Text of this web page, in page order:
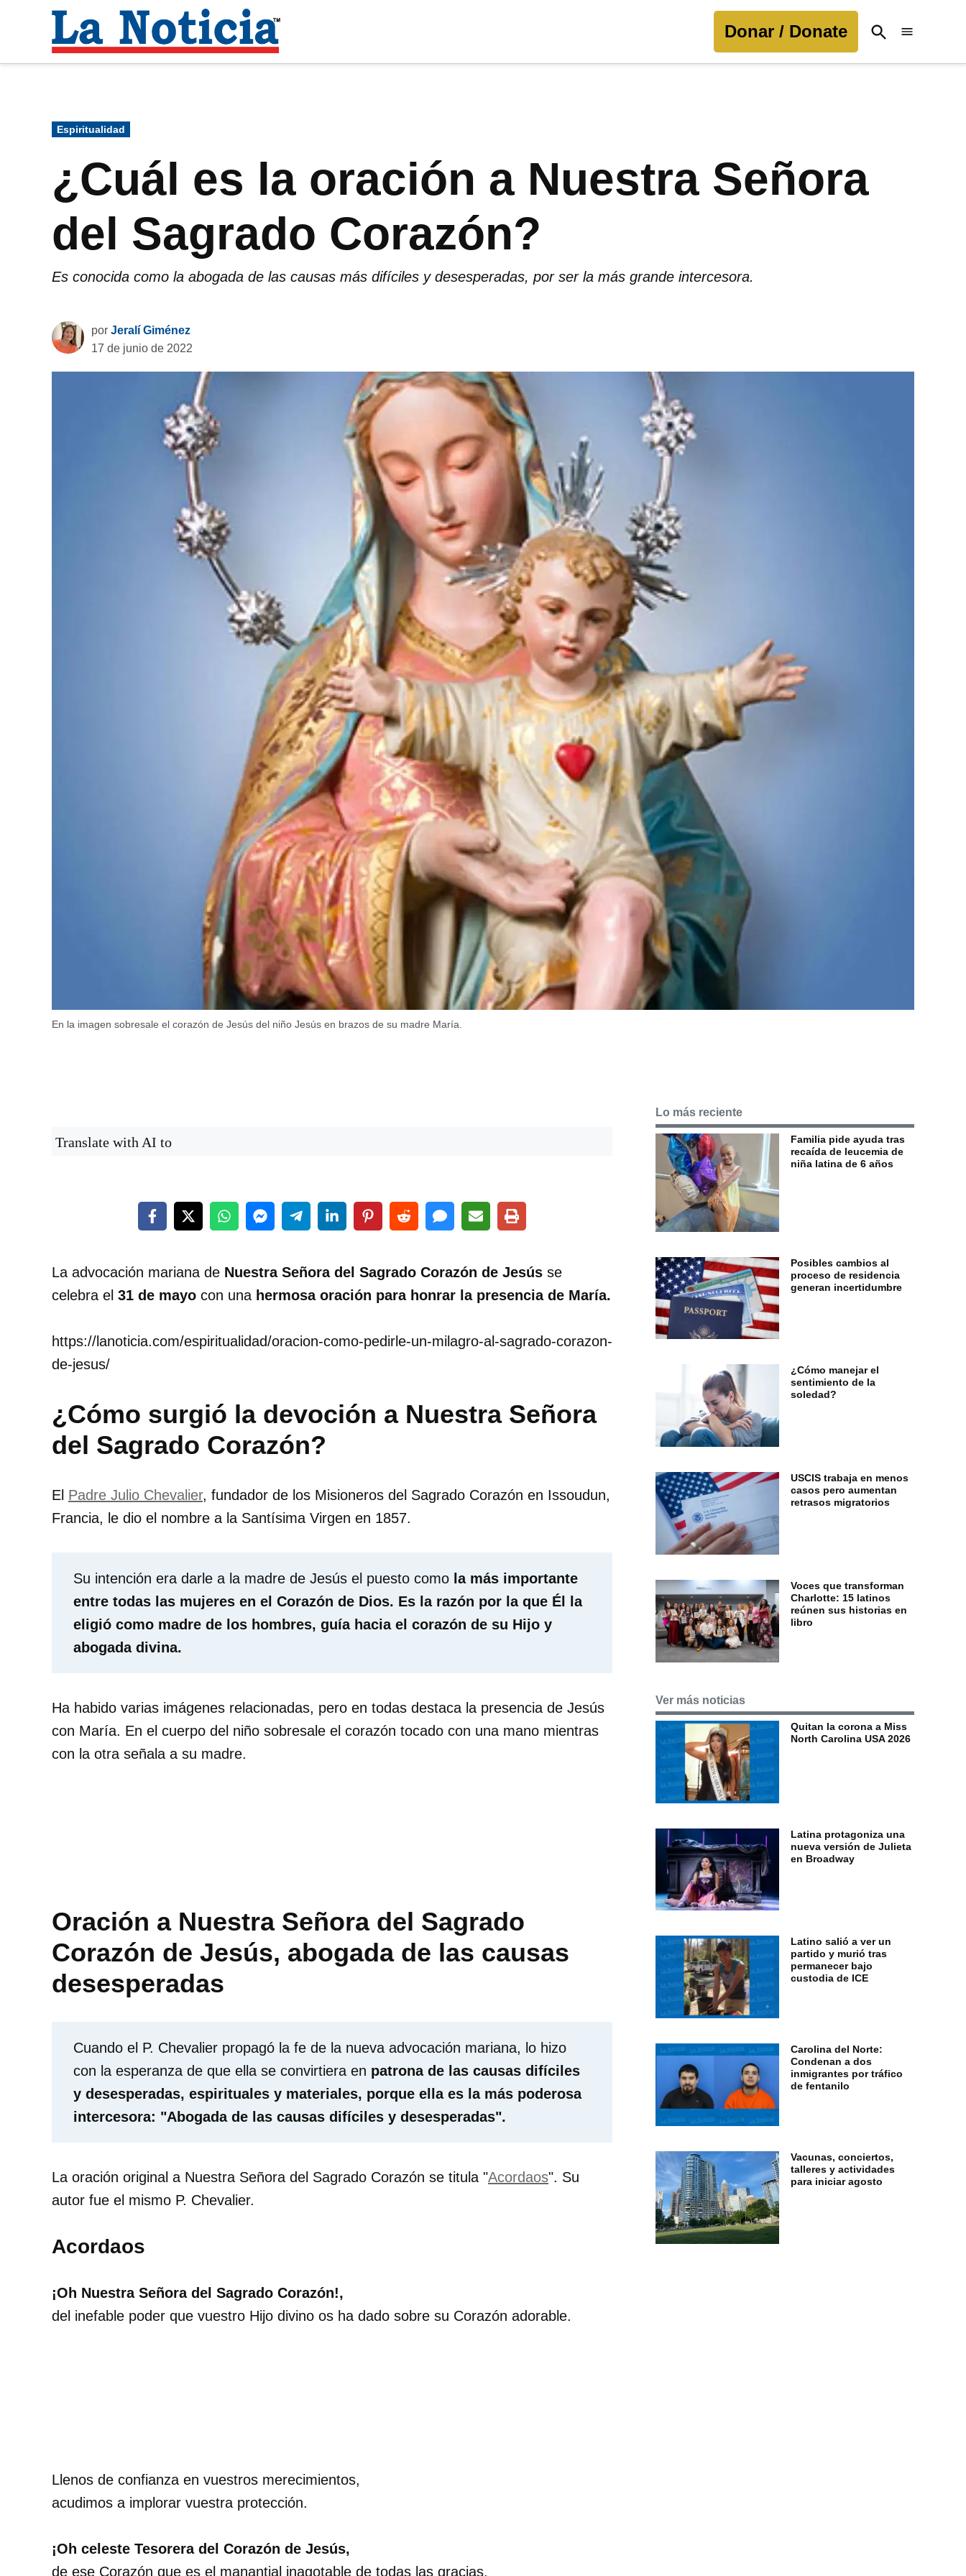
contenido
Noticia
Donar / Donate
Open
Search
Publicado
en
Espiritualidad
¿Cuál es la oración a Nuestra Señora
del Sagrado Corazón?
Es conocida como la abogada de las causas más difíciles y desesperadas, por ser la más grande intercesora.
por Jeralí Giménez
17 de junio de 2022
En la imagen sobresale el corazón de Jesús del niño Jesús en brazos de su madre María.
Translate with AI to
La advocación mariana de Nuestra Señora del Sagrado Corazón de Jesús se
celebra el 31 de mayo con una hermosa oración para honrar la presencia de María.
https://lanoticia.com/espiritualidad/oracion-como-pedirle-un-milagro-al-sagrado-corazon-
de-jesus/
¿Cómo surgió la devoción a Nuestra Señora
del Sagrado Corazón?
El Padre Julio Chevalier, fundador de los Misioneros del Sagrado Corazón en Issoudun,
Francia, le dio el nombre a la Santísima Virgen en 1857.
Su intención era darle a la madre de Jesús el puesto como la más importante
entre todas las mujeres en el Corazón de Dios. Es la razón por la que Él la
eligió como madre de los hombres, guía hacia el corazón de su Hijo y
abogada divina.
Ha habido varias imágenes relacionadas, pero en todas destaca la presencia de Jesús
con María. En el cuerpo del niño sobresale el corazón tocado con una mano mientras
con la otra señala a su madre.
Oración a Nuestra Señora del Sagrado
Corazón de Jesús, abogada de las causas
desesperadas
Cuando el P. Chevalier propagó la fe de la nueva advocación mariana, lo hizo
con la esperanza de que ella se convirtiera en patrona de las causas difíciles
y desesperadas, espirituales y materiales, porque ella es la más poderosa
intercesora: "Abogada de las causas difíciles y desesperadas".
La oración original a Nuestra Señora del Sagrado Corazón se titula "Acordaos". Su
autor fue el mismo P. Chevalier.
Acordaos
¡Oh Nuestra Señora del Sagrado Corazón!,
del inefable poder que vuestro Hijo divino os ha dado sobre su Corazón adorable.
Llenos de confianza en vuestros merecimientos,
acudimos a implorar vuestra protección.
¡Oh celeste Tesorera del Corazón de Jesús,
de ese Corazón que es el manantial inagotable de todas las gracias,
Lo más reciente
Familia pide ayuda tras
recaída de leucemia de
niña latina de 6 años
Posibles cambios al
proceso de residencia
generan incertidumbre
¿Cómo manejar el
sentimiento de la
soledad?
USCIS trabaja en menos
casos pero aumentan
retrasos migratorios
Voces que transforman
Charlotte: 15 latinos
reúnen sus historias en
libro
Ver más noticias
Quitan la corona a Miss
North Carolina USA 2026
Latina protagoniza una
nueva versión de Julieta
en Broadway
Latino salió a ver un
partido y murió tras
permanecer bajo
custodia de ICE
Carolina del Norte:
Condenan a dos
inmigrantes por tráfico
de fentanilo
Vacunas, conciertos,
talleres y actividades
para iniciar agosto